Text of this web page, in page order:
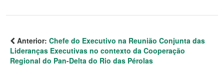
Anterior: Chefe do Executivo na Reunião Conjunta das
Lideranças Executivas no contexto da Cooperação
Regional do Pan-Delta do Rio das Pérolas